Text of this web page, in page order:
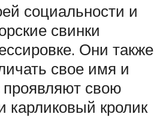
социальности и
свинки
Они также
свое имя и
проявляют свою
карликовый кролик